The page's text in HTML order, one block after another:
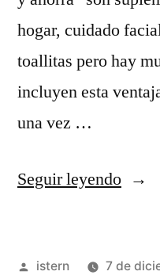
hogar, cuidado
toallitas pero hay
incluyen esta
una vez …
Seguir leyendo
Publicado
istern
7 de